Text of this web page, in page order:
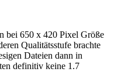
bei 650 x 420 Pixel Größe
Qualitätsstufe brachte
Dateien dann in
definitiv keine 1.7